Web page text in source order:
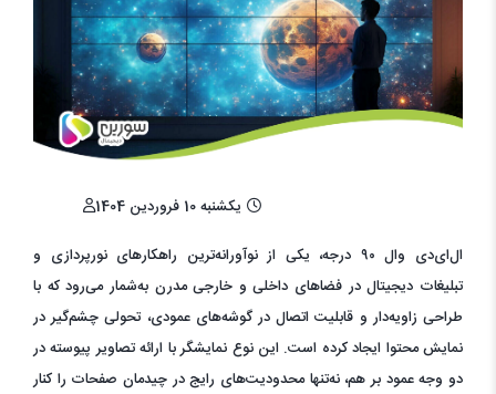
یکشنبه 10 فروردین 1404
ال‌ای‌دی وال ۹۰ درجه، یکی از نوآورانه‌ترین راهکارهای نورپردازی و
تبلیغات دیجیتال در فضاهای داخلی و خارجی مدرن به‌شمار می‌رود که با
طراحی زاویه‌دار و قابلیت اتصال در گوشه‌های عمودی، تحولی چشم‌گیر در
نمایش محتوا ایجاد کرده است. این نوع نمایشگر با ارائه تصاویر پیوسته در
دو وجه عمود بر هم، نه‌تنها محدودیت‌های رایج در چیدمان صفحات را کنار